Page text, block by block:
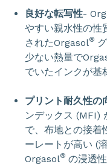
良好な転写性-
やすい親水性の性
されたOrgasol®
少ない熱量で
でいたインクが基
プリント耐久性の
ンデックス (MFI)
で、布地との接着
ーレートが高い (
Orgasol® の浸透